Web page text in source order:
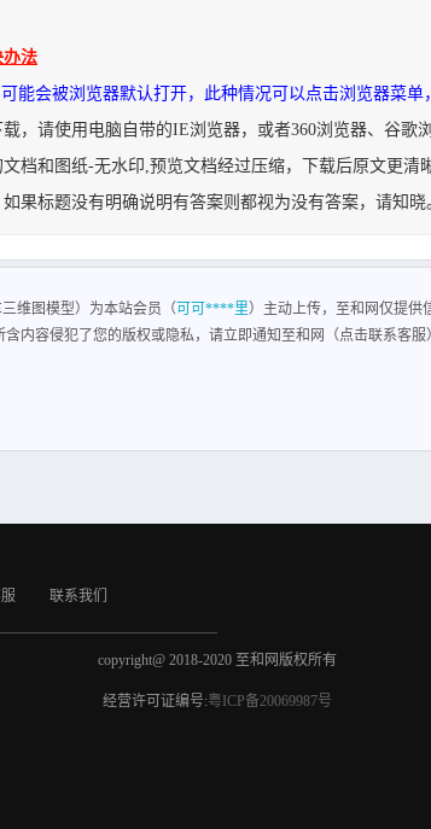
办法
能会被浏览器默认打开，此种情况可以点击浏览器菜单
，请使用电脑自带的IE浏览器，或者360浏览器、谷歌
档和图纸-无水印,预览文档经过压缩，下载后原文更清
果标题没有明确说明有答案则都视为没有答案，请知晓
三维图模型）为本站会员（可可****里）主动上传，至和网仅提供
内容侵犯了您的版权或隐私，请立即通知至和网（点击联系客服
联系我们
copyright@ 2018-2020 至和网版权所有
经营许可证编号:粤ICP备20069987号